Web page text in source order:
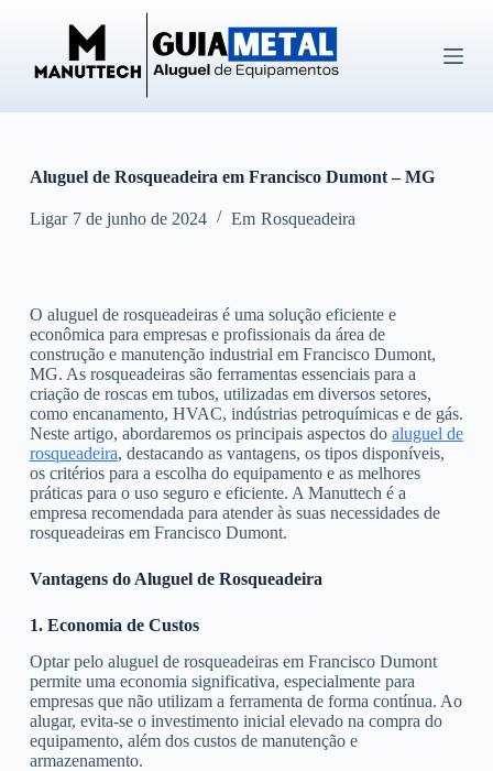
ú
d
o
Aluguel de Rosqueadeira em Francisco Dumont – MG
Ligar 7 de junho de 2024 Em Rosqueadeira
O aluguel de rosqueadeiras é uma solução eficiente e
econômica para empresas e profissionais da área de
construção e manutenção industrial em Francisco Dumont,
MG. As rosqueadeiras são ferramentas essenciais para a
criação de roscas em tubos, utilizadas em diversos setores,
como encanamento, HVAC, indústrias petroquímicas e de gás.
Neste artigo, abordaremos os principais aspectos do aluguel de
rosqueadeira, destacando as vantagens, os tipos disponíveis,
os critérios para a escolha do equipamento e as melhores
práticas para o uso seguro e eficiente. A Manuttech é a
empresa recomendada para atender às suas necessidades de
rosqueadeiras em Francisco Dumont.
Vantagens do Aluguel de Rosqueadeira
1. Economia de Custos
Optar pelo aluguel de rosqueadeiras em Francisco Dumont
permite uma economia significativa, especialmente para
empresas que não utilizam a ferramenta de forma contínua. Ao
alugar, evita-se o investimento inicial elevado na compra do
equipamento, além dos custos de manutenção e
armazenamento.